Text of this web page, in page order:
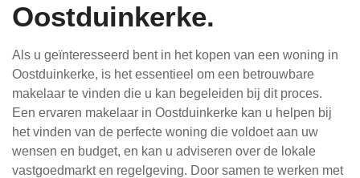
Oostduinkerke.
Als u geïnteresseerd bent in het kopen van een woning in
Oostduinkerke, is het essentieel om een betrouwbare
makelaar te vinden die u kan begeleiden bij dit proces.
Een ervaren makelaar in Oostduinkerke kan u helpen bij
het vinden van de perfecte woning die voldoet aan uw
wensen en budget, en kan u adviseren over de lokale
vastgoedmarkt en regelgeving. Door samen te werken met